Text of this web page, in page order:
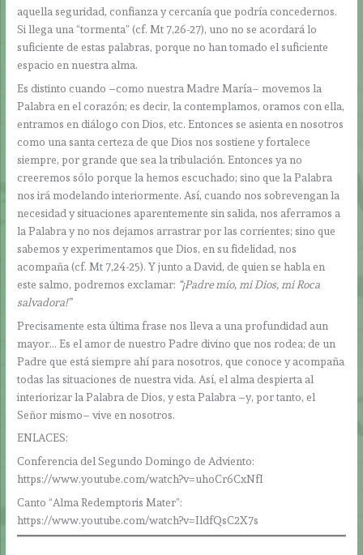
aquella seguridad, confianza y cercanía que podría concedernos.
Si llega una “tormenta” (cf. Mt 7,26-27), uno no se acordará lo
suficiente de estas palabras, porque no han tomado el suficiente
espacio en nuestra alma.
Es distinto cuando –como nuestra Madre María– movemos la
Palabra en el corazón; es decir, la contemplamos, oramos con ella,
entramos en diálogo con Dios, etc. Entonces se asienta en nosotros
como una santa certeza de que Dios nos sostiene y fortalece
siempre, por grande que sea la tribulación. Entonces ya no
creeremos sólo porque la hemos escuchado; sino que la Palabra
nos irá modelando interiormente. Así, cuando nos sobrevengan la
necesidad y situaciones aparentemente sin salida, nos aferramos a
la Palabra y no nos dejamos arrastrar por las corrientes; sino que
sabemos y experimentamos que Dios, en su fidelidad, nos
acompaña (cf. Mt 7,24-25). Y junto a David, de quien se habla en
este salmo, podremos exclamar: “¡Padre mío, mi Dios, mi Roca
salvadora!”
Precisamente esta última frase nos lleva a una profundidad aun
mayor… Es el amor de nuestro Padre divino que nos rodea; de un
Padre que está siempre ahí para nosotros, que conoce y acompaña
todas las situaciones de nuestra vida. Así, el alma despierta al
interiorizar la Palabra de Dios, y esta Palabra –y, por tanto, el
Señor mismo– vive en nosotros.
ENLACES:
Conferencia del Segundo Domingo de Adviento:
https://www.youtube.com/watch?v=uhoCr6CxNfI
Canto “Alma Redemptoris Mater”:
https://www.youtube.com/watch?v=IldfQsC2X7s